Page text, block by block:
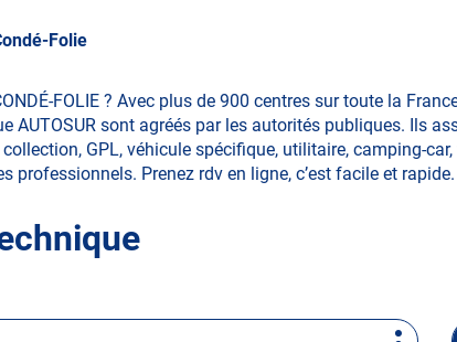
Folie
FOLIE ? Avec plus de 900 centres sur toute la
AUTOSUR sont agréés par les autorités publiques. Ils
GPL, véhicule spécifique, utilitaire, camping-
professionnels. Prenez rdv en ligne, c’est facile et rapide.